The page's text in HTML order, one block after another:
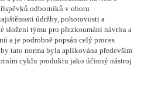
odborníků v oboru
údržby, pohotovosti a
složení týmu pro přezkoumání návrhu a
a je podrobně popsán celý proces
tato norma byla aplikována především
cyklu produktu jako účinný nástroj